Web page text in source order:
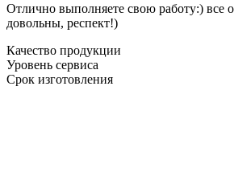
Отлично выполняете свою работу:) все
довольны, респект!)
Качество продукции
Уровень сервиса
Срок изготовления